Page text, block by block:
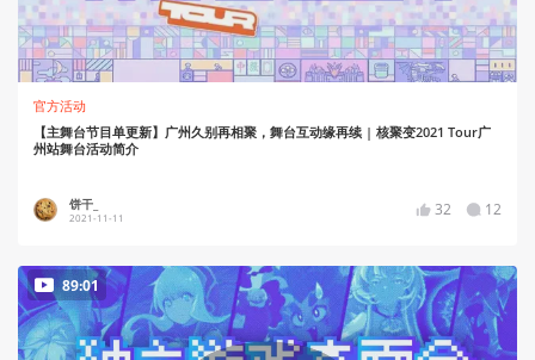
官方活动
【主舞台节目单更新】广州久别再相聚，舞台互动缘再续 | 核聚变2021 Tour广
州站舞台活动简介
饼干_
2021-11-11 32 12
89:01